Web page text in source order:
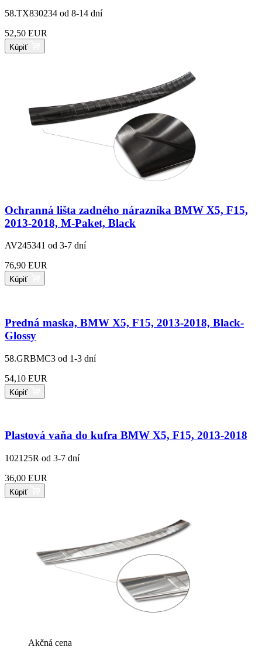
58.TX830234 od 8-14 dní
52,50 EUR
Kúpiť
Ochranná lišta zadného nárazníka BMW X5, F15,
2013-2018, M-Paket, Black
AV245341 od 3-7 dní
76,90 EUR
Kúpiť
Predná maska, BMW X5, F15, 2013-2018, Black-
Glossy
58.GRBMC3 od 1-3 dní
54,10 EUR
Kúpiť
Plastová vaňa do kufra BMW X5, F15, 2013-2018
102125R od 3-7 dní
36,00 EUR
Kúpiť
Akčná cena